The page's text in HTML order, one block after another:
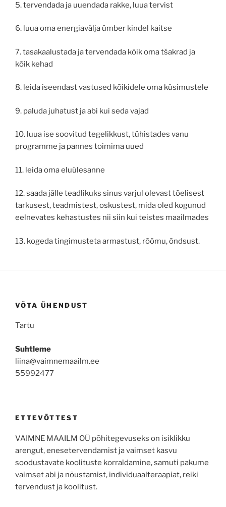
5. tervendada ja uuendada rakke, luua tervist
6. luua oma energiavälja ümber kindel kaitse
7. tasakaalustada ja tervendada kõik oma tšakrad ja
kõik kehad
8. leida iseendast vastused kõikidele oma küsimustele
9. paluda juhatust ja abi kui seda vajad
10. luua ise soovitud tegelikkust, tühistades vanu
programme ja pannes toimima uued
11. leida oma eluülesanne
12. saada jälle teadlikuks sinus varjul olevast tõelisest
tarkusest, teadmistest, oskustest, mida oled kogunud
eelnevates kehastustes nii siin kui teistes maailmades
13. kogeda tingimusteta armastust, rõõmu, õndsust.
VÕTA ÜHENDUST
Tartu
Suhtleme
liina@vaimnemaailm.ee
55992477
ETTEVÕTTEST
VAIMNE MAAILM OÜ põhitegevuseks on isiklikku
arengut, enesetervendamist ja vaimset kasvu
soodustavate koolituste korraldamine, samuti pakume
vaimset abi ja nõustamist, individuaalteraapiat, reiki
tervendust ja koolitust.